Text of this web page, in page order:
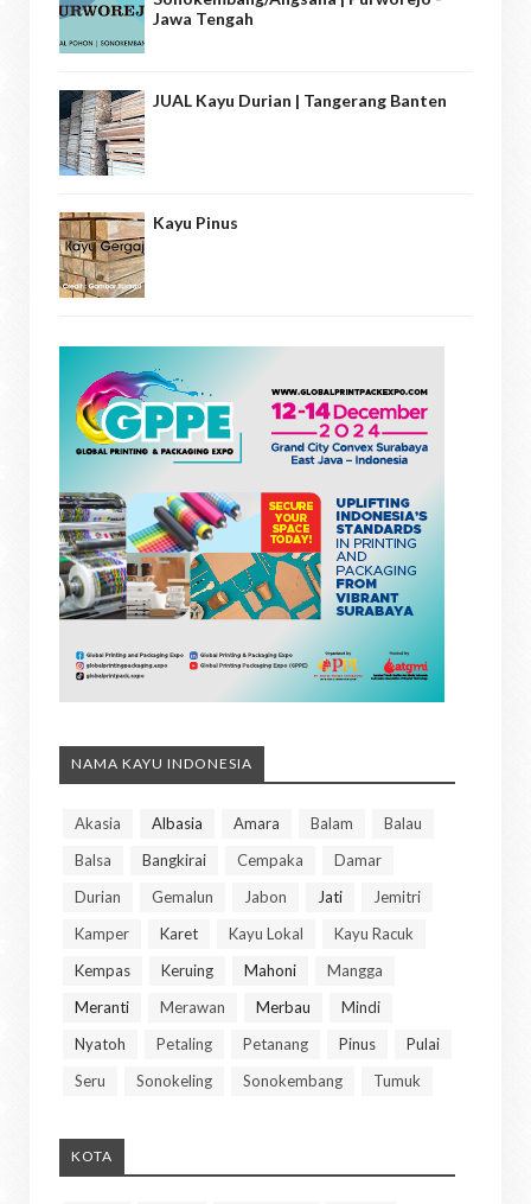
Jawa Tengah
JUAL Kayu Durian | Tangerang Banten
Kayu Pinus
NAMA KAYU INDONESIA
Akasia Albasia Amara Balam
Balau
Balsa
Bangkirai Cempaka
Damar
Durian
Gemalun Jabon Jati
Jemitri
Kamper
Karet Kayu Lokal
Kayu Racuk
Kempas
Keruing Mahoni
Mangga
Meranti
Merawan Merbau
Mindi
Nyatoh
Petaling Petanang Pinus
Pulai
Seru
Sonokeling Sonokembang Tumuk
KOTA